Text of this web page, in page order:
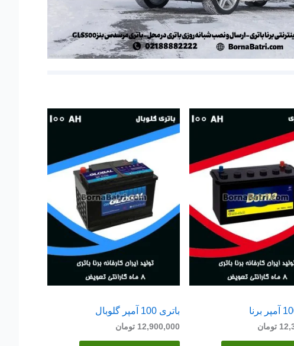
تومان
باتری 100 آمپر گلوبال
12,900,000 تومان